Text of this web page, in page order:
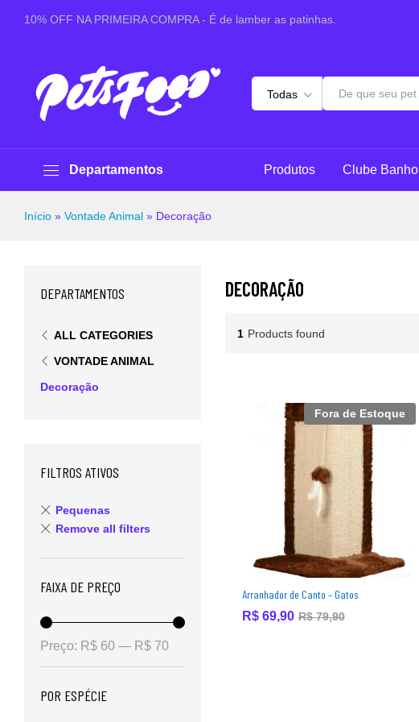
10% OFF NA PRIMEIRA COMPRA - É de lamber as patinhas.
Todas
Departamentos Produtos Clube Banho
Início » Vontade Animal » Decoração
DECORAÇÃO
1 Products found
Fora de Estoque
Arranhador de Canto – Gatos
R$69,90 R$79,90
R$69,90 R$79,90
DEPARTAMENTOS
ALL CATEGORIES
VONTADE ANIMAL
Decoração
FILTROS ATIVOS
Pequenas
Remove all filters
FAIXA DE PREÇO
Preço: R$ 60 — R$ 70
POR ESPÉCIE